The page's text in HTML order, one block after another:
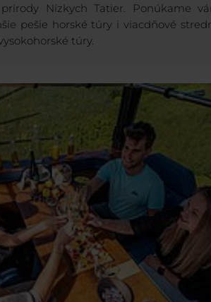
Nízkych Tatier. Ponúkame
pešie horské túry i viacdňové
túry.